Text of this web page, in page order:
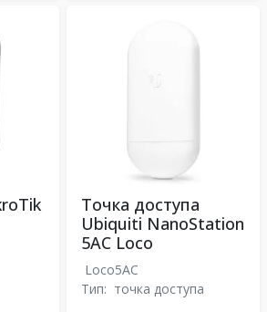
Точка доступа
Ubiquiti NanoStation
5AC Loco
Loco5AC
Тип: точка доступа